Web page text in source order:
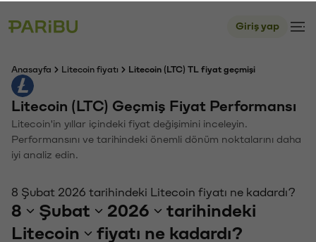
Giriş yap
Anasayfa Litecoin fiyatı Litecoin (LTC) TL fiyat geçmişi
Litecoin (LTC) Geçmiş Fiyat Performansı
Litecoin'in yıllar içindeki fiyat değişimini inceleyin.
Performansını ve tarihindeki önemli dönüm noktalarını daha
iyi analiz edin.
8 Şubat 2026 tarihindeki Litecoin fiyatı ne kadardı?
8 Şubat 2026
tarihindeki
Litecoin
fiyatı ne kadardı?